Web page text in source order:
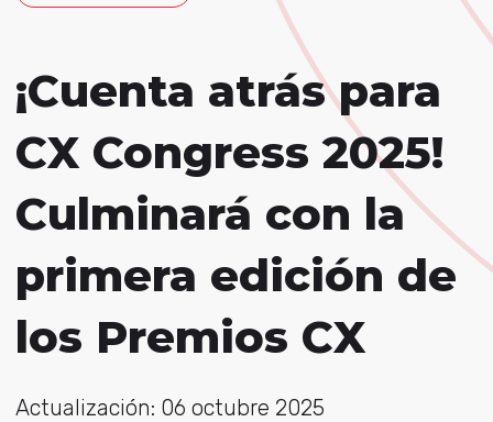
¡Cuenta atrás para
CX Congress 2025!
Culminará con la
primera edición de
los Premios CX
Actualización: 06 octubre 2025